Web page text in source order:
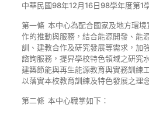
中華民國98年12月16日98學年度第1
第一條 本中心為配合國家及地方環
作的推動與服務，結合能源開發、能
訓、建教合作及研究發展等需求，加
諮詢服務，提昇學校特色領域之研究
建築節能與再生能源教育與實務訓練
以落實本校教育訓練及特色發展之理
第二條 本中心職掌如下：